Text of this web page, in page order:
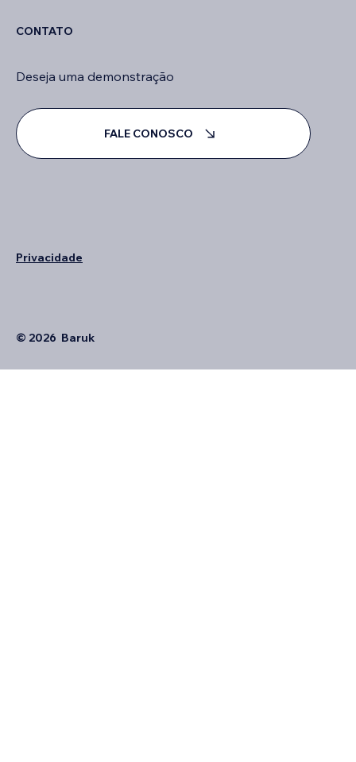
CONTATO
Deseja uma demonstração
FALE CONOSCO
Privacidade
© 2026 Baruk